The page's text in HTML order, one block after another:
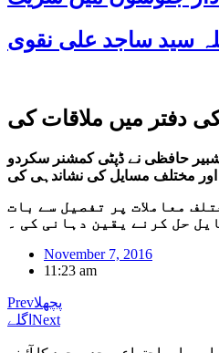
دفتر میں ملاقات کی
حافظی نے ڈپٹی کمشنر سکردو
مختلف مسایل کی نشاندہی کی
معاملات پر تفصیل سے بات
November 7, 2016
11:23 am
Prevپچھلا
اگلے Next